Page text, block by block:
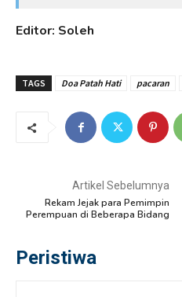
Editor: Soleh
TAGS Doa Patah Hati pacaran
Artikel Sebelumnya
Rekam Jejak para Pemimpin
Perempuan di Beberapa Bidang
Peristiwa